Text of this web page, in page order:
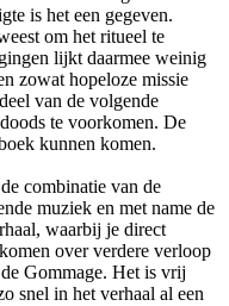
is het een gegeven.
om het ritueel te
lijkt daarmee weinig
zowat hopeloze missie
van de volgende
te voorkomen. De
kunnen komen.
combinatie van de
muziek en met name de
waarbij je direct
over verdere verloop
Gommage. Het is vrij
snel in het verhaal al een